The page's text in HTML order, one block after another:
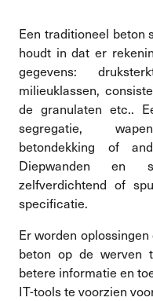
Een traditioneel beton
houdt in dat er
gegevens:
milieuklassen,
de granulaten etc..
segregatie,
betondekking of
Diepwanden en
zelfverdichtend of
specificatie.
Er worden
beton op de werven
betere informatie en
IT-tools te voorzien